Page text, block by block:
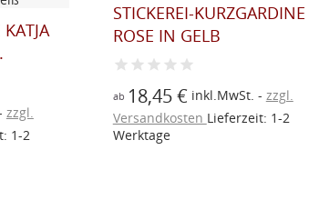
1-2
SCHEIBEN-RAFFGARDINE
MANJA RÜSCHE SET...
ab 49,15 € inkl.MwSt.
zzgl.
Versandkosten Lieferzeit: 1-2
Werktage